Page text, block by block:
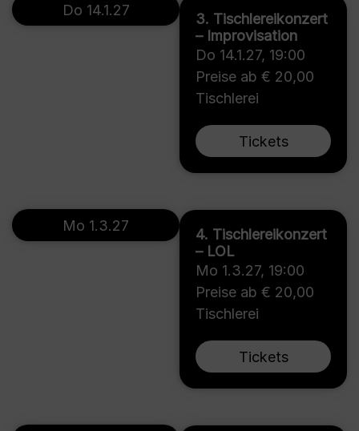
3. Tischlereikonzert
– Improvisation
Do 14.1.27, 19:00
Preise ab € 20,00
Tischlerei
Tickets
Do 14.1.27
4. Tischlereikonzert
– LOL
Mo 1.3.27, 19:00
Preise ab € 20,00
Tischlerei
Tickets
Mo 1.3.27